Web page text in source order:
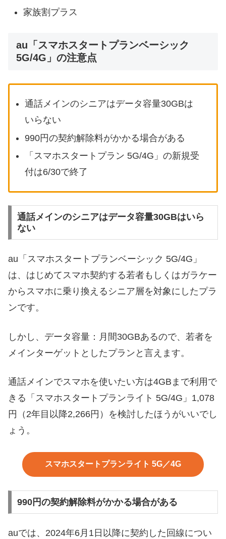
家族割プラス
au「スマホスタートプランベーシック
5G/4G」の注意点
通話メインのシニアはデータ容量30GBは
いらない
990円の契約解除料がかかる場合がある
「スマホスタートプラン 5G/4G」の新規受
付は6/30で終了
通話メインのシニアはデータ容量30GBはいら
ない
au「スマホスタートプランベーシック 5G/4G」
は、はじめてスマホ契約する若者もしくはガラケー
からスマホに乗り換えるシニア層を対象にしたプラ
ンです。
しかし、データ容量：月間30GBあるので、若者を
メインターゲットとしたプランと言えます。
通話メインでスマホを使いたい方は4GBまで利用で
きる「スマホスタートプランライト 5G/4G」1,078
円（2年目以降2,266円）を検討したほうがいいでし
ょう。
スマホスタートプランライト 5G／4G
990円の契約解除料がかかる場合がある
auでは、2024年6月1日以降に契約した回線につい